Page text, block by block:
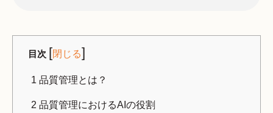
目次 [閉じる]
1 品質管理とは？
2 品質管理におけるAIの役割